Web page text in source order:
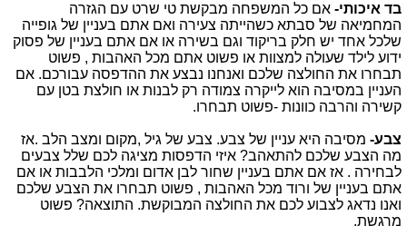
בד איכותי-אם כל המשפחה מבקשת טי שרט עם הגזרה
המחמיאה של סבתא כשהייתה צעירה ואם אתם בעניין של גופייה
שלכל אחד יש חלק בריקוד וגם בשירה או אם אתם בעניין של פסוק
ידוע לילד שעולה למצוות או פשוט אתם מכל האהבות , פשוט
תבחרו את החולצה שלכם ואנחנו נבצע את ההדפסה עבורכם. אם
העניין במסיבה הוא לייקרה צמודה רק לבנות או חולצת בטן עם
קשירה והרבה כוונות -פשוט תבחרו.
צבע- מסיבה היא עניין של צבע. צבע של גיל ,מקום ומצב הלב .אז
מה הצבע שלכם להתאהב? איזי הדפסות מציגה לכם שלל צבעים
לבחירה . אז אם אתם בעניין שחור לבן אדום ומלכי הלבבות או אם
אתם בעניין של ורוד מכל האהבות , פשוט תבחרו את הצבע שלכם
ואנו נדאג לצבוע לכם את החולצה המבוקשת. התוצאה? פשוט
מרגשת.